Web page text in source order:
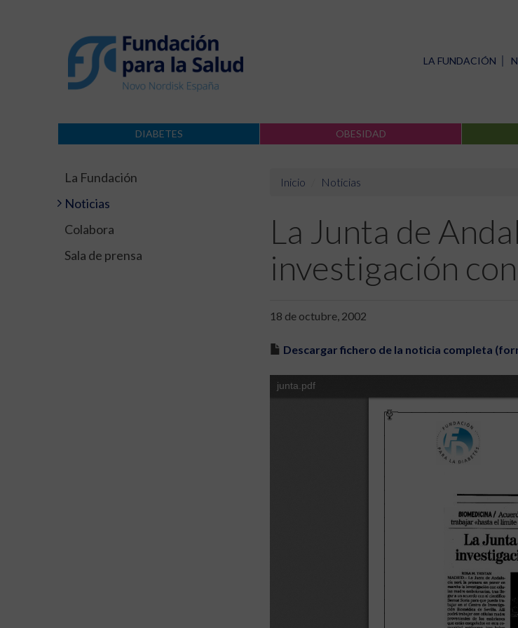
LA FUNDACIÓN
DIABETES OBESIDAD
La Fundación
Noticias
Colabora
Sala de prensa
Inicio Noticias
La Junta de
investigación
18 de octubre, 2002
Descargar fichero de la noticia completa